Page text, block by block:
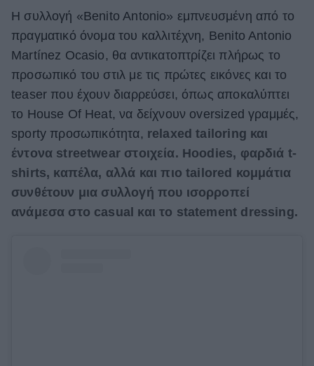
Η συλλογή «Benito Antonio» εμπνευσμένη από το
πραγματικό όνομα του καλλιτέχνη, Benito Antonio
Martínez Ocasio, θα αντικατοπτρίζει πλήρως το
προσωπικό του στιλ με τις πρώτες εικόνες και το
teaser που έχουν διαρρεύσει, όπως αποκαλύπτει
το House Of Heat, να δείχνουν oversized γραμμές,
sporty προσωπικότητα, relaxed tailoring και
έντονα streetwear στοιχεία. Hoodies, φαρδιά t-
shirts, καπέλα, αλλά και πιο tailored κομμάτια
συνθέτουν μια συλλογή που ισορροπεί
ανάμεσα στο casual και το statement dressing.